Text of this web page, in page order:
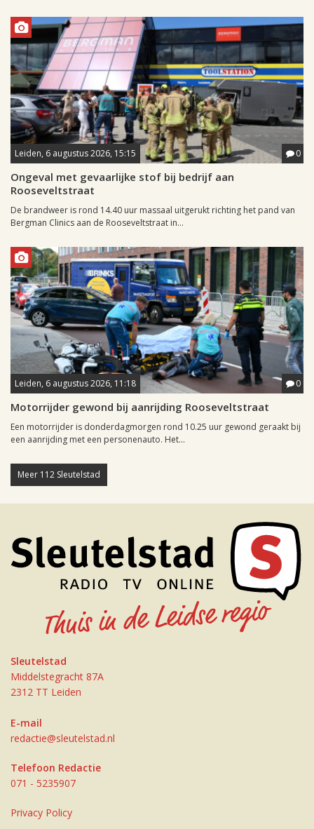
Leiden, 6 augustus 2026, 15:15 0
Ongeval met gevaarlijke stof bij bedrijf aan
Rooseveltstraat
De brandweer is rond 14.40 uur massaal uitgerukt richting het pand van
Bergman Clinics aan de Rooseveltstraat in...
Leiden, 6 augustus 2026, 11:18 0
Motorrijder gewond bij aanrijding Rooseveltstraat
Een motorrijder is donderdagmorgen rond 10.25 uur gewond geraakt bij
een aanrijding met een personenauto. Het...
Meer 112 Sleutelstad
Sleutelstad
Middelstegracht 87A
2312 TT Leiden
E-mail
redactie@sleutelstad.nl
Telefoon Redactie
071 - 5235907
Privacy Policy